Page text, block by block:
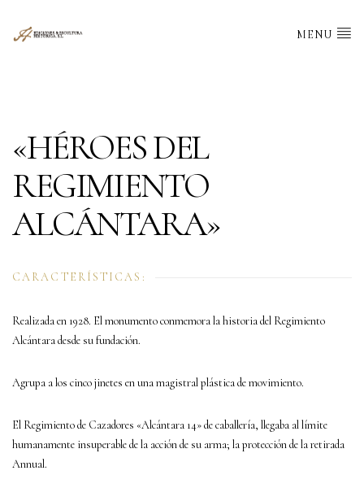
MENU
«HÉROES DEL
REGIMIENTO
ALCÁNTARA»
CARACTERÍSTICAS:
Realizada en 1928. El monumento conmemora la historia del Regimiento
Alcántara desde su fundación.
Agrupa a los cinco jinetes en una magistral plástica de movimiento.
El Regimiento de Cazadores «Alcántara 14» de caballería, llegaba al límite
humanamente insuperable de la acción de su arma; la protección de la retirada
Annual.